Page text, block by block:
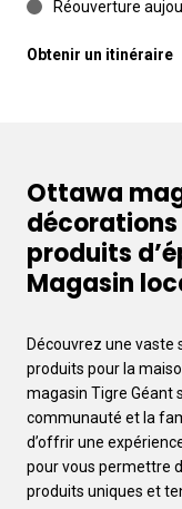
Réouverture
Obtenir un itinéraire
Ottawa
produits
Magasin
Découvrez une vaste
produits pour la
magasin Tigre Géant
communauté et la
d’offrir une
pour vous permettre
produits uniques et